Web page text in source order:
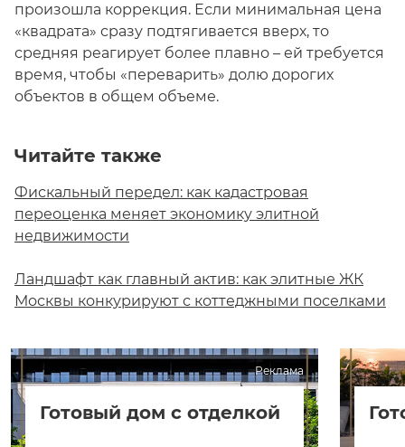
произошла коррекция. Если минимальная цена
«квадрата» сразу подтягивается вверх, то
средняя реагирует более плавно – ей требуется
время, чтобы «переварить» долю дорогих
объектов в общем объеме.
Читайте также
Фискальный передел: как кадастровая
переоценка меняет экономику элитной
недвижимости
Ландшафт как главный актив: как элитные ЖК
Москвы конкурируют с коттеджными поселками
Реклама
Готовый дом с отделкой